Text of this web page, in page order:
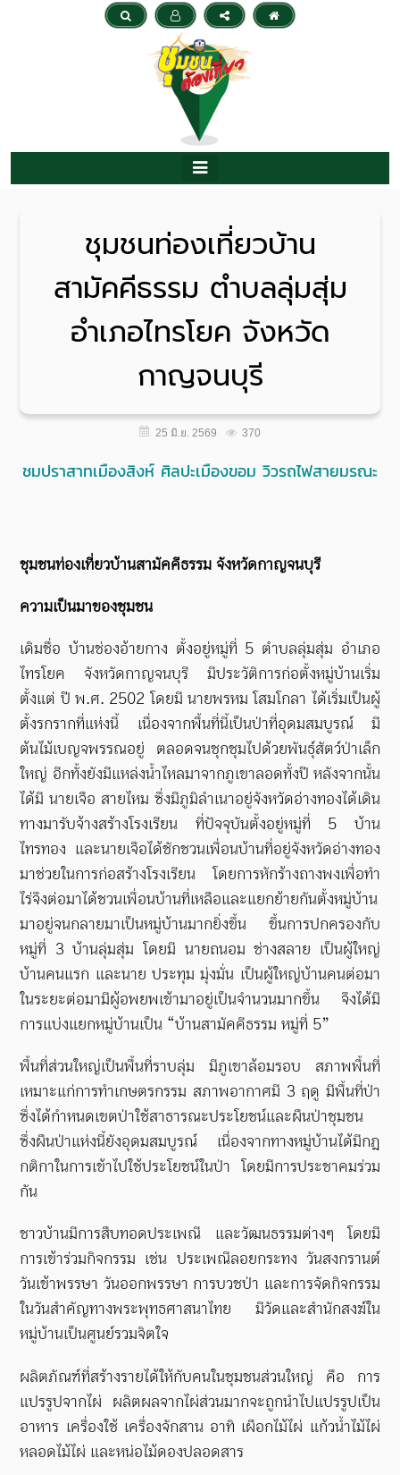
ชุมชนท่องเที่ยวบ้าน
สามัคคีธรรม ตำบลลุ่มสุ่ม
อำเภอไทรโยค จังหวัด
กาญจนบุรี
25 มิ.ย. 2569 370
ชมปราสาทเมืองสิงห์ ศิลปะเมืองขอม วิวรถไฟสายมรณะ
ชุมชนท่องเที่ยวบ้านสามัคคีธรรม จังหวัดกาญจนบุรี
ความเป็นมาของชุมชน
เดิมชื่อ บ้านช่องอ้ายกาง ตั้งอยู่หมู่ที่ 5 ตำบลลุ่มสุ่ม อำเภอ
ไทรโยค จังหวัดกาญจนบุรี มีประวัติการก่อตั้งหมู่บ้านเริ่ม
ตั้งแต่ ปี พ.ศ. 2502 โดยมี นายพรหม โสมโกลา ได้เริ่มเป็นผู้
ตั้งรกรากที่แห่งนี้ เนื่องจากพื้นที่นี้เป็นป่าที่อุดมสมบูรณ์ มี
ต้นไม้เบญจพรรณอยู่ ตลอดจนชุกชุมไปด้วยพันธุ์สัตว์ป่าเล็ก
ใหญ่ อีกทั้งยังมีแหล่งน้ำไหลมาจากภูเขาลอดทั้งปี หลังจากนั้น
ได้มี นายเจือ สายไหม ซึ่งมีภูมิลำเนาอยู่จังหวัดอ่างทองได้เดิน
ทางมารับจ้างสร้างโรงเรียน ที่ปัจจุบันตั้งอยู่หมู่ที่ 5 บ้าน
ไทรทอง และนายเจือได้ชักชวนเพื่อนบ้านที่อยู่จังหวัดอ่างทอง
มาช่วยในการก่อสร้างโรงเรียน โดยการหักร้างถางพงเพื่อทำ
ไร่จึงต่อมาได้ชวนเพื่อนบ้านที่เหลือและแยกย้ายกันตั้งหมู่บ้าน
มาอยู่จนกลายมาเป็นหมู่บ้านมากยิ่งขึ้น ขึ้นการปกครองกับ
หมู่ที่ 3 บ้านลุ่มสุ่ม โดยมี นายถนอม ช่างสลาย เป็นผู้ใหญ่
บ้านคนแรก และนาย ประทุม มุ่งมั่น เป็นผู้ใหญ่บ้านคนต่อมา
ในระยะต่อมามีผู้อพยพเข้ามาอยู่เป็นจำนวนมากขึ้น จึงได้มี
การแบ่งแยกหมู่บ้านเป็น “บ้านสามัคคีธรรม หมู่ที่ 5”
พื้นที่ส่วนใหญ่เป็นพื้นที่ราบลุ่ม มีภูเขาล้อมรอบ สภาพพื้นที่
เหมาะแก่การทำเกษตรกรรม สภาพอากาศมี 3 ฤดู มีพื้นที่ป่า
ซึ่งได้กำหนดเขตป่าใช้สาธารณะประโยชน์และผืนป่าชุมชน
ซึ่งผืนป่าแห่งนี้ยังอุดมสมบูรณ์ เนื่องจากทางหมู่บ้านได้มีกฎ
กติกาในการเข้าไปใช้ประโยชน์ในป่า โดยมีการประชาคมร่วม
กัน
ชาวบ้านมีการสืบทอดประเพณี และวัฒนธรรมต่างๆ โดยมี
การเข้าร่วมกิจกรรม เช่น ประเพณีลอยกระทง วันสงกรานต์
วันเข้าพรรษา วันออกพรรษา การบวชป่า และการจัดกิจกรรม
ในวันสำคัญทางพระพุทธศาสนาไทย มีวัดและสำนักสงฆ์ใน
หมู่บ้านเป็นศูนย์รวมจิตใจ
ผลิตภัณฑ์ที่สร้างรายได้ให้กับคนในชุมชนส่วนใหญ่ คือ การ
แปรรูปจากไผ่ ผลิตผลจากไผ่ส่วนมากจะถูกนำไปแปรรูปเป็น
อาหาร เครื่องใช้ เครื่องจักสาน อาทิ เผือกไม้ไผ่ แก้วน้ำไม้ไผ่
หลอดไม้ไผ่ และหน่อไม้ดองปลอดสาร